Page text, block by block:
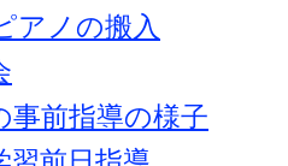
アノの搬入
事前指導の様子